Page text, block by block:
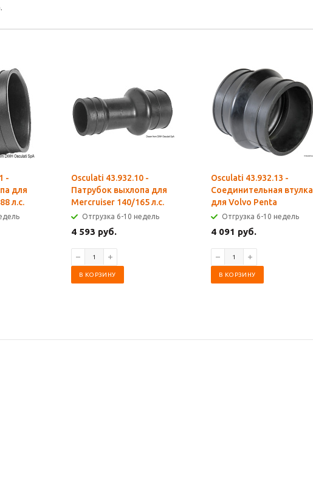
-
для
л.с.
Osculati 43.932.10 -
Патрубок выхлопа для
Mercruiser 140/165 л.с.
Отгрузка 6-10 недель
4 593 руб.
В КОРЗИНУ
Osculati 43.932.13 -
Соединительная втулка
для Volvo Penta
Отгрузка 6-10 недель
4 091 руб.
В КОРЗИНУ